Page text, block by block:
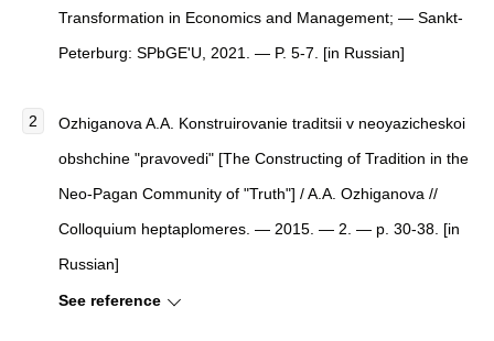
Transformation in Economics and Management; — Sankt-
Peterburg: SPbGE'U, 2021. — P. 5-7. [in Russian]
Ozhiganova A.A. Konstruirovanie traditsii v neoyazicheskoi
obshchine "pravovedi" [The Constructing of Tradition in the
Neo-Pagan Community of "Truth"] / A.A. Ozhiganova //
Colloquium heptaplomeres. — 2015. — 2. — p. 30-38. [in
Russian]
See reference